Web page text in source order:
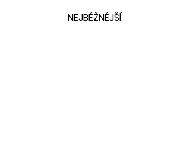
NEJBĚŽNĚJŠÍ